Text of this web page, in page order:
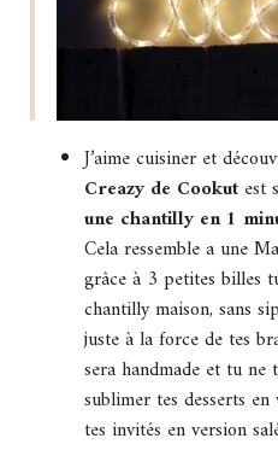
J’aime cuisiner et
Creazy de Cookut est
une chantilly en 1
Cela ressemble a une
grâce à 3 petites billes
chantilly maison, sans
juste à la force de tes
sera handmade et tu ne
sublimer tes desserts
tes invités en version